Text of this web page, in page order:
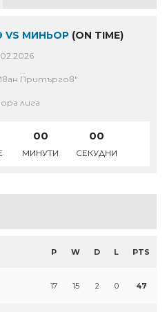
VS МИНЬОР (ON TIME)
Притъргов"
лига
00
МИНУТИ
00
СЕКУДНИ
P W D L PTS
17 15 2 0 47